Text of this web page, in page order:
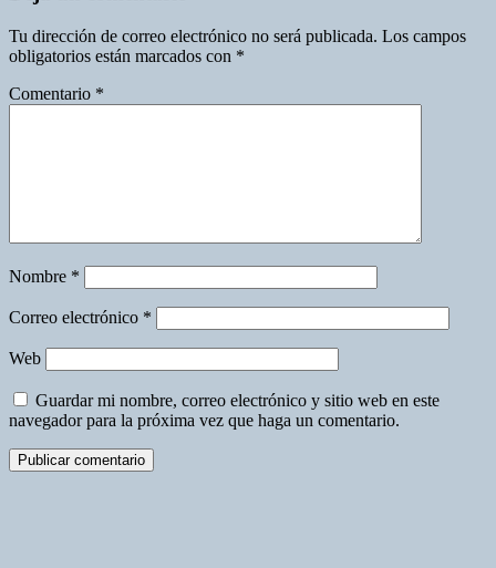
Tu dirección de correo electrónico no será publicada. Los campos
obligatorios están marcados con *
Comentario *
Nombre *
Correo electrónico *
Web
Guardar mi nombre, correo electrónico y sitio web en este
navegador para la próxima vez que haga un comentario.